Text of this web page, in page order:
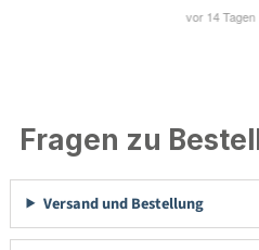
Fragen zu
Versand und Bestellung